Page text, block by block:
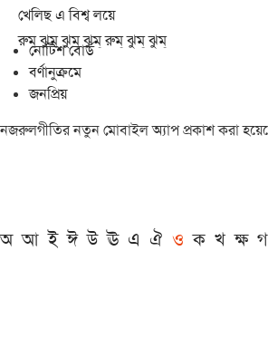
খেলিছ এ বিশ্ব লয়ে
রুম্ ঝুম্ ঝুম্ ঝুম্ রুম্ ঝুম্ ঝুম্
নোটিশ বোর্ড
বর্ণানুক্রমে
জনপ্রিয়
নজরুলগীতির নতুন মোবাইল অ্যাপ প্রকাশ করা
অ আ ই ঈ উ ঊ এ ঐ ও ক খ ক্ষ গ